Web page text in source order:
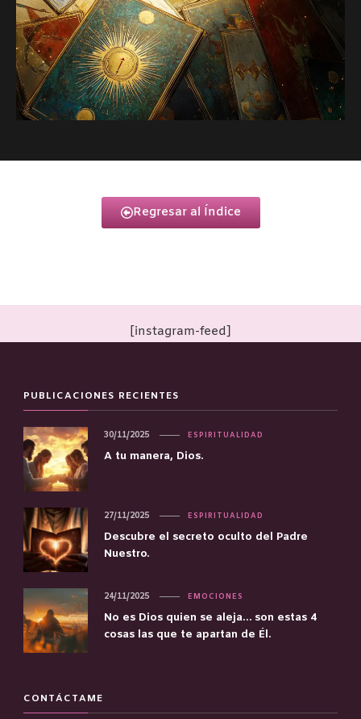
Regresar al Índice
[instagram-feed]
PUBLICACIONES RECIENTES
ESPIRITUALIDAD
A tu manera, Dios.
30/11/2025
ESPIRITUALIDAD
Descubre el secreto oculto del Padre
Nuestro.
27/11/2025
EMOCIONES
No es Dios quien se aleja… son estas 4
cosas las que te apartan de Él.
24/11/2025
CONTÁCTAME